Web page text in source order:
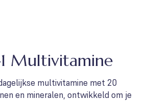
Multivitamine
multivitamine met 20
en mineralen, ontwikkeld om je